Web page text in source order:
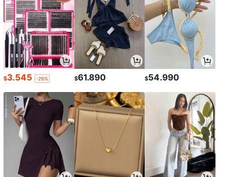
$3.545 -26% $61.890 $54.990